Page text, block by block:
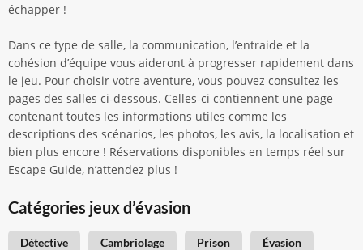
échapper !
Dans ce type de salle, la communication, l’entraide et la
cohésion d’équipe vous aideront à progresser rapidement dans
le jeu. Pour choisir votre aventure, vous pouvez consultez les
pages des salles ci-dessous. Celles-ci contiennent une page
contenant toutes les informations utiles comme les
descriptions des scénarios, les photos, les avis, la localisation et
bien plus encore ! Réservations disponibles en temps réel sur
Escape Guide, n’attendez plus !
Catégories jeux d’évasion
Détective Cambriolage Prison Évasion